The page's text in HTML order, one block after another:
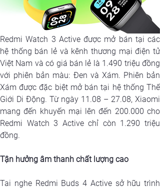
Redmi Watch 3 Active được mở bán tại các
hệ thống bán lẻ và kênh thương mại điện tử
Việt Nam và có giá bán lẻ là 1.490 triệu đồng
với phiên bản màu: Đen và Xám. Phiên bản
Xám được đặc biệt mở bán tại hệ thống Thế
Giới Di Động. Từ ngày 11.08 – 27.08, Xiaomi
mang đến khuyến mại lên đến 200.000 cho
Redmi Watch 3 Active chỉ còn 1.290 triệu
đồng.
Tận hưởng âm thanh chất lượng cao
Tai nghe Redmi Buds 4 Active sở hữu trình